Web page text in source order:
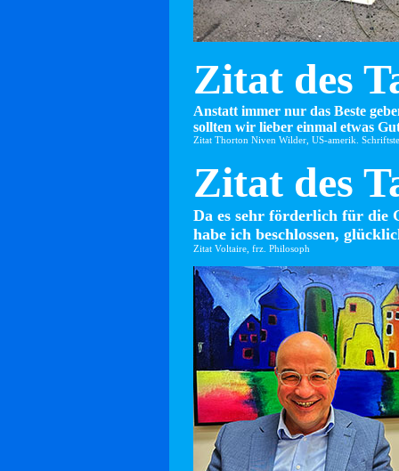
Zitat des
Anstatt immer nur das Beste
sollten wir lieber einmal etwas
Zitat Thorton Niven Wilder, US-amerik.
Zitat des
Da es sehr förderlich für die
habe ich beschlossen,
Zitat Voltaire, frz. Philosoph